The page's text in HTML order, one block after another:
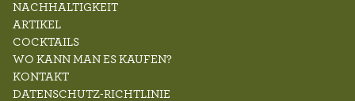
NACHHALTIGKEIT
ARTIKEL
COCKTAILS
WO KANN MAN ES KAUFEN?
KONTAKT
DATENSCHUTZ-RICHTLINIE